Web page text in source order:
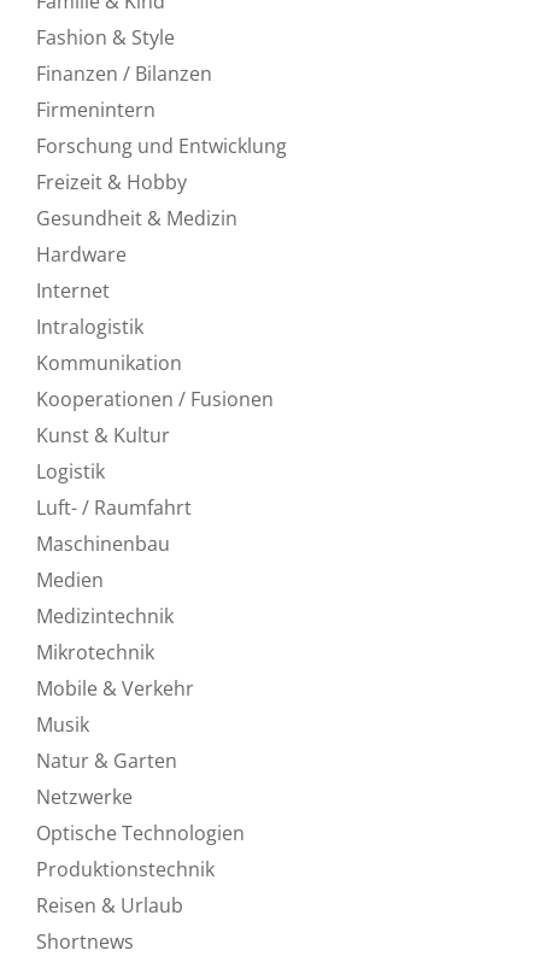
Fashion & Style
Finanzen / Bilanzen
Firmenintern
Forschung und Entwicklung
Freizeit & Hobby
Gesundheit & Medizin
Hardware
Internet
Intralogistik
Kommunikation
Kooperationen / Fusionen
Kunst & Kultur
Logistik
Luft- / Raumfahrt
Maschinenbau
Medien
Medizintechnik
Mikrotechnik
Mobile & Verkehr
Musik
Natur & Garten
Netzwerke
Optische Technologien
Produktionstechnik
Reisen & Urlaub
Shortnews